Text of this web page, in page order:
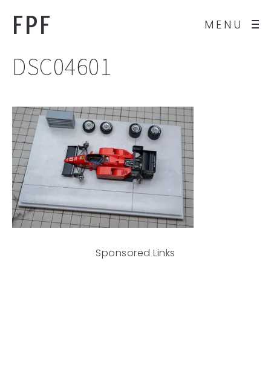
MENU
FPF
DSC04601
Sponsored Links